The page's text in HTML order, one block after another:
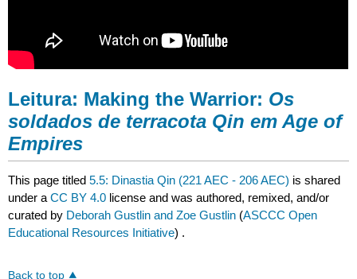
Leitura: Making the Warrior: Os
soldados de terracota Qin em Age of
Empires
This page titled5.5: Dinastia Qin (221 AEC - 206 AEC) is shared
under aCC BY 4.0 license and was authored, remixed, and/or
curated by Deborah Gustlin and Zoe Gustlin (ASCCC Open
Educational Resources Initiative) .
Back to top